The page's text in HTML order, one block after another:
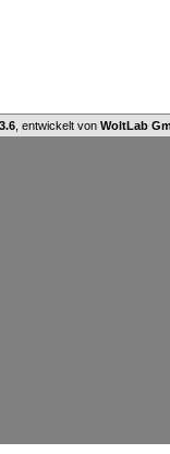
, entwickelt von WoltLab